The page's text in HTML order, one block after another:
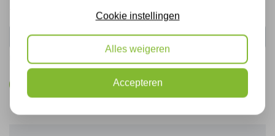
De gegevens die u hier verstrekt vallen onder ons
Cookie instellingen
Alles weigeren
Accepteren